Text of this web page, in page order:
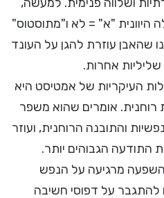
"א" = לא ו"מתוסטוס"
שהאבן עוזרת להגן על העונד
אחרות.
העיקריות של אמטיסט היא
רוחנית. אומרים שהוא משפר
והתובנה הרוחנית, ועוזר
התודעה הגבוהים יותר.
מרגיעה על הנפש
להתגבר על דפוסי חשיבה